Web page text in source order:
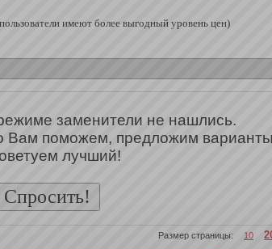
имеют более выгодный уровень цен)
заменители не нашлись.
Вам поможем, предложим
лучший!
Размер страницы: 10